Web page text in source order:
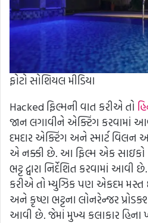
ફોટો સોશિયલ મીડિયા
Hacked ફિલ્મની વાત કરીએ તો
જાન લગાવીને એક્ટિંગ કરવામાં
દમદાર એક્ટિંગ અને સ્માર્ટ
એ નક્કી છે. આ ફિલ્મ એક સાઇકો
ભટ્ટ દ્વારા નિર્દેશિત કરવામાં આવી
કરીએ તો મ્યુઝિક પણ એકદમ
અને કૃષ્ણ ભટ્ટના લોનરેન્જર
આવી છે. જેમાં મુખ્ય કલાકાર હિના